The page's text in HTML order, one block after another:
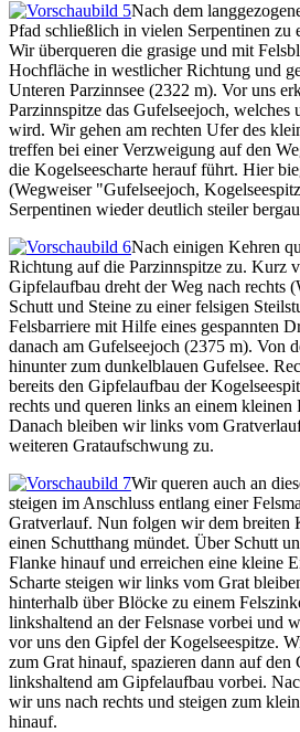
Nach dem
Pfad schließlich in vielen Serpentinen zu
Wir überqueren die grasige und mit
Hochfläche in westlicher Richtung und
Unteren Parzinnsee (2322 m). Vor uns
Parzinnspitze das Gufelseejoch, welches
wird. Wir gehen am rechten Ufer des
treffen bei einer Verzweigung auf den
die Kogelseescharte herauf führt. Hier
(Wegweiser "Gufelseejoch,
Serpentinen wieder deutlich steiler
Nach einigen Kehren
Richtung auf die Parzinnspitze zu. Kurz
Gipfelaufbau dreht der Weg nach rechts
Schutt und Steine zu einer felsigen
Felsbarriere mit Hilfe eines gespannten
danach am Gufelseejoch (2375 m). Von
hinunter zum dunkelblauen Gufelsee.
bereits den Gipfelaufbau der
rechts und queren links an einem
Danach bleiben wir links vom
weiteren Grataufschwung zu.
Wir queren auch an
steigen im Anschluss entlang einer
Gratverlauf. Nun folgen wir dem breiten
einen Schutthang mündet. Über Schutt
Flanke hinauf und erreichen eine kleine
Scharte steigen wir links vom Grat
hinterhalb über Blöcke zu einem
linkshaltend an der Felsnase vorbei und
vor uns den Gipfel der Kogelseespitze.
zum Grat hinauf, spazieren dann auf den
linkshaltend am Gipfelaufbau vorbei.
wir uns nach rechts und steigen zum
hinauf.